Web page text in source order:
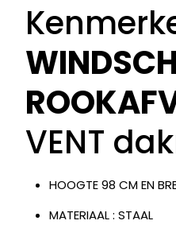
VENT
HOOGTE 98 CM EN
MATERIAAL : STAAL